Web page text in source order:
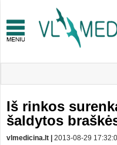
Iš rinkos
šaldytos
vlmedicina.lt | 2013-08-29